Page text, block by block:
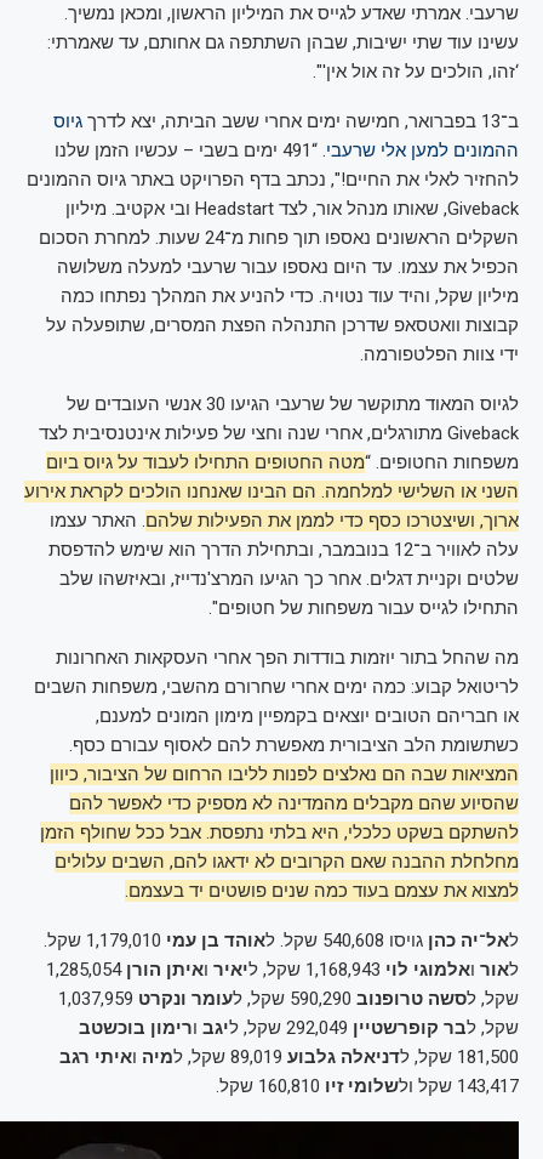
שרעבי. אמרתי שאדע לגייס את המיליון הראשון, ומכאן נמשיך.
עשינו עוד שתי ישיבות, שבהן השתתפה גם אחותם, עד שאמרתי:
‘זהו, הולכים על זה אול אין'".
ב־13 בפברואר, חמישה ימים אחרי ששב הביתה, יצא לדרך
גיוס
ההמונים למען אלי שרעבי
. “491 ימים בשבי – עכשיו הזמן שלנו
להחזיר לאלי את החיים!", נכתב בדף הפרויקט באתר גיוס ההמונים
Giveback, שאותו מנהל אור, לצד Headstart ובי אקטיב. מיליון
השקלים הראשונים נאספו תוך פחות מ־24 שעות. למחרת הסכום
הכפיל את עצמו. עד היום נאספו עבור שרעבי למעלה משלושה
מיליון שקל, והיד עוד נטויה. כדי להניע את המהלך נפתחו כמה
קבוצות וואטסאפ שדרכן התנהלה הפצת המסרים, שתופעלה על
ידי צוות הפלטפורמה.
לגיוס המאוד מתוקשר של שרעבי הגיעו 30 אנשי העובדים של
Giveback מתורגלים, אחרי שנה וחצי של פעילות אינטנסיבית לצד
משפחות החטופים. “מטה החטופים התחילו לעבוד על גיוס ביום
השני או השלישי למלחמה. הם הבינו שאנחנו הולכים לקראת אירוע
ארוך, ושיצטרכו כסף כדי לממן את הפעילות שלהם. האתר עצמו
עלה לאוויר ב־12 בנובמבר, ובתחילת הדרך הוא שימש להדפסת
שלטים וקניית דגלים. אחר כך הגיעו המרצ'נדייז, ובאיזשהו שלב
התחילו לגייס עבור משפחות של חטופים".
מה שהחל בתור יוזמות בודדות הפך אחרי העסקאות האחרונות
לריטואל קבוע: כמה ימים אחרי שחרורם מהשבי, משפחות השבים
או חבריהם הטובים יוצאים בקמפיין מימון המונים למענם,
כשתשומת הלב הציבורית מאפשרת להם לאסוף עבורם כסף.
המציאות שבה הם נאלצים לפנות לליבו הרחום של הציבור, כיוון
שהסיוע שהם מקבלים מהמדינה לא מספיק כדי לאפשר להם
להשתקם בשקט כלכלי, היא בלתי נתפסת. אבל ככל שחולף הזמן
מחלחלת ההבנה שאם הקרובים לא ידאגו להם, השבים עלולים
למצוא את עצמם בעוד כמה שנים פושטים יד בעצמם.
לאל־יה כהן גויסו 540,608 שקל. ל אוהד בן עמי
1,179,010 שקל.
לאור ואלמוגי לוי יאיר ואיתן הורן 1,285,054
שקל, לסשה טרופנוב עומר ונקרט 1,037,959
שקל, לבר קופרשטיין יגב ורימון בוכשטב
181,500 שקל, ל
דניאלה גלבוע מיה ואיתי רגב
143,417 שקל ול
שלומי זיו